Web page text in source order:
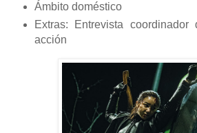
Ámbito doméstico
Extras: Entrevista
acción